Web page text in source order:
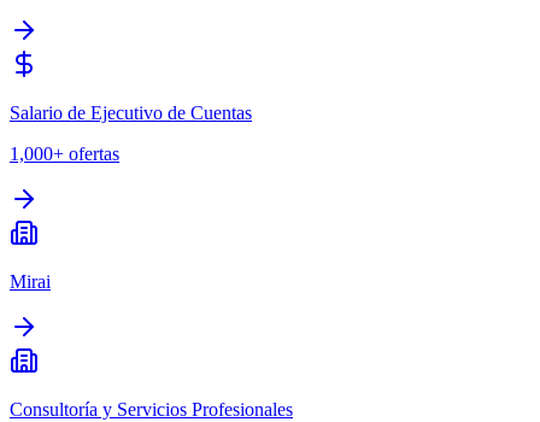
Salario de Ejecutivo de Cuentas
1,000+ ofertas
Mirai
Consultoría y Servicios Profesionales